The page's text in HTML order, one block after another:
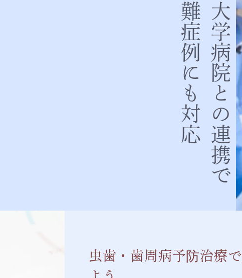
大学病院との連携で
難症例にも対応
虫歯・歯周病予防治療で